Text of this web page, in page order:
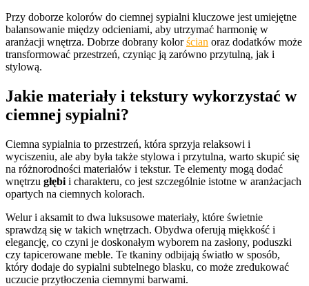
Przy doborze kolorów do ciemnej sypialni kluczowe jest umiejętne
balansowanie między odcieniami, aby utrzymać harmonię w
aranżacji wnętrza. Dobrze dobrany kolorścian oraz dodatków może
transformować przestrzeń, czyniąc ją zarówno przytulną, jak i
stylową.
Jakie materiały i tekstury wykorzystać w
ciemnej sypialni?
Ciemna sypialnia to przestrzeń, która sprzyja relaksowi i
wyciszeniu, ale aby była także stylowa i przytulna, warto skupić się
na różnorodności materiałów i tekstur. Te elementy mogą dodać
wnętrzu głębi i charakteru, co jest szczególnie istotne w aranżacjach
opartych na ciemnych kolorach.
Welur i aksamit to dwa luksusowe materiały, które świetnie
sprawdzą się w takich wnętrzach. Obydwa oferują miękkość i
elegancję, co czyni je doskonałym wyborem na zasłony, poduszki
czy tapicerowane meble. Te tkaniny odbijają światło w sposób,
który dodaje do sypialni subtelnego blasku, co może zredukować
uczucie przytłoczenia ciemnymi barwami.